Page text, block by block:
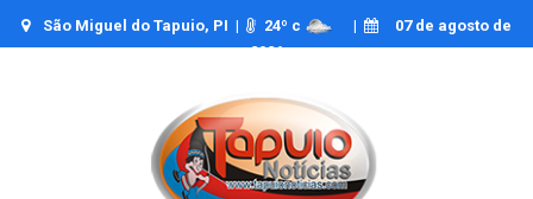
São Miguel do Tapuio, PI | 24º c |
07 de agosto de
2026